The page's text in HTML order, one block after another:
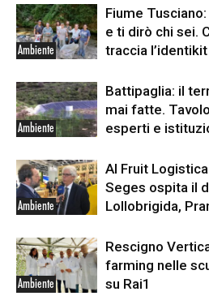
Ambiente
Fiume
e ti dirò chi sei.
traccia
Ambiente
Battipaglia: il
mai fatte.
esperti e
Ambiente
Al Fruit
Seges ospita il
Lollobrigida,
Ambiente
Rescigno
farming nelle
su Rai1